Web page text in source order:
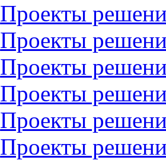
Проекты
Проекты
Проекты
Проекты
Проекты
Проекты